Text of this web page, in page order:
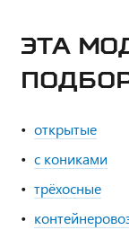
ЭТА
открытые
с кониками
трёхосные